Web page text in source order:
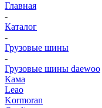
Главная
-
Каталог
-
Грузовые шины
-
Грузовые шины daewoo
Кама
Leao
Kormoran